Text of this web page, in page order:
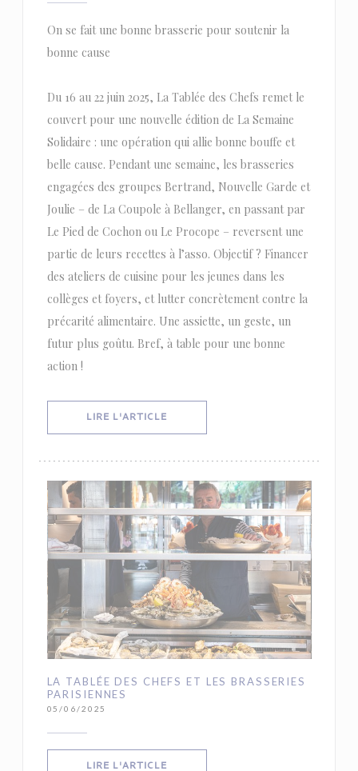
On se fait une bonne brasserie pour soutenir la
bonne cause
Du 16 au 22 juin 2025, La Tablée des Chefs remet le
couvert pour une nouvelle édition de La Semaine
Solidaire : une opération qui allie bonne bouffe et
belle cause. Pendant une semaine, les brasseries
engagées des groupes Bertrand, Nouvelle Garde et
Joulie – de La Coupole à Bellanger, en passant par
Le Pied de Cochon ou Le Procope – reversent une
partie de leurs recettes à l’asso. Objectif ? Financer
des ateliers de cuisine pour les jeunes dans les
collèges et foyers, et lutter concrètement contre la
précarité alimentaire. Une assiette, un geste, un
futur plus goûtu. Bref, à table pour une bonne
action !
LIRE L'ARTICLE
LA TABLÉE DES CHEFS ET LES BRASSERIES
PARISIENNES
05/06/2025
LIRE L'ARTICLE